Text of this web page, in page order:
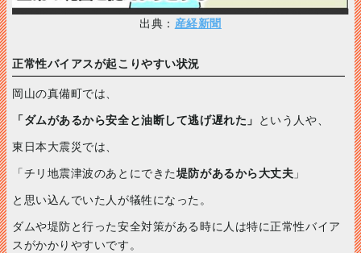
出典： 産経新聞
正常性バイアスが起こりやすい状況
岡山の真備町では、
「ダムがあるから安全と油断して逃げ遅れた」 という人や、
東日本大震災では、
「チリ地震津波のあとにできた堤防があるから大丈夫 」
と思い込んでいた人が犠牲になった。
ダムや堤防と行った安全対策がある時に人は特に正常性バイア
スがかかりやすいです。